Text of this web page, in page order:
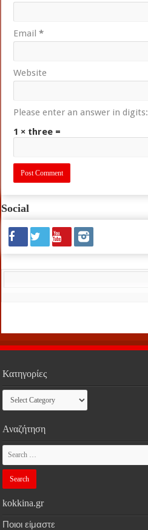
Email*
Website
Please enter an answer in digits:
1 × three =
Social
Κατηγορίες
Κατηγορίες
Αναζήτηση
kokkina.gr
Ποιοι είμαστε